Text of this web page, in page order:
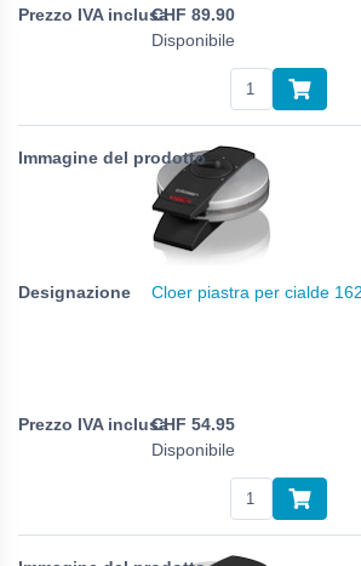
CHF 89.90
Disponibile
Cloer piastra per cialde
CHF 54.95
Disponibile